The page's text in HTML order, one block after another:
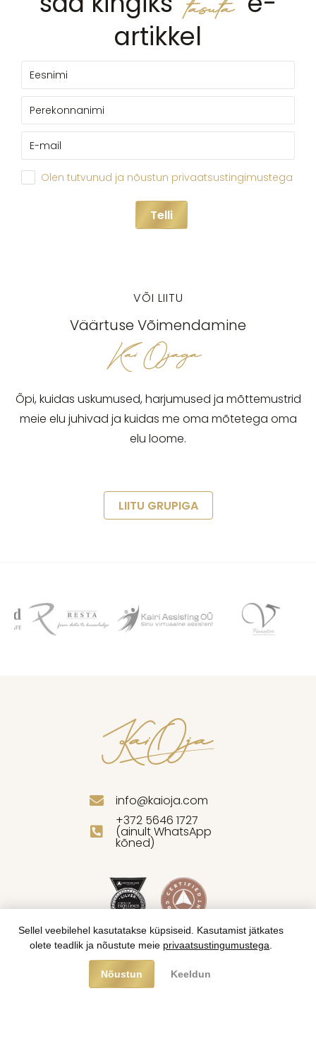
artikkel
Olen tutvunud ja nõustun privaatsustingimustega
Telli
VÕI LIITU
Väärtuse Võimendamine
Kai Ojaga
Õpi, kuidas uskumused, harjumused ja mõttemustrid
meie elu juhivad ja kuidas me oma mõtetega oma
elu loome.
LIITU GRUPIGA
info@kaioja.com
+372 5646 1727
(ainult WhatsApp
kõned)
Sellel veebilehel kasutatakse küpsiseid. Kasutamist jätkates
olete teadlik ja nõustute meie privaatsustingumustega
Nõustun Keeldun